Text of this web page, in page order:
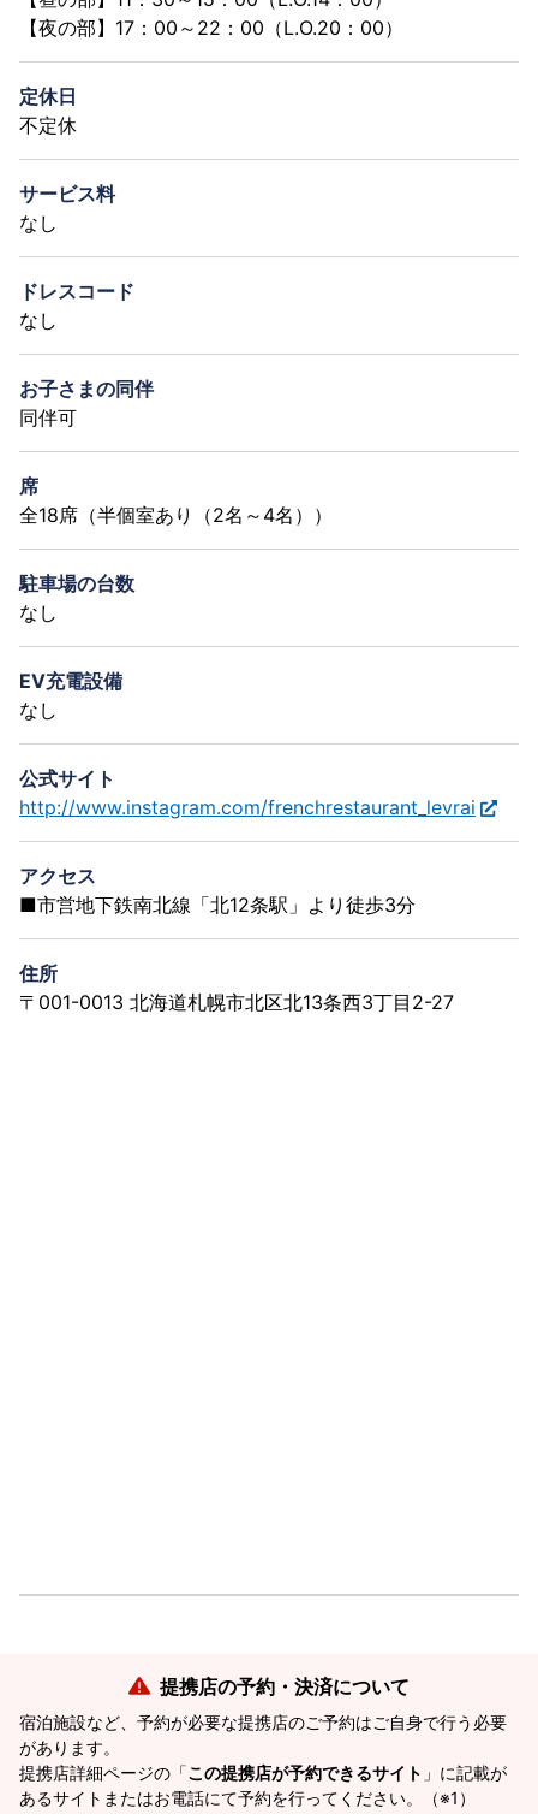
【夜の部】17：00～22：00（L.O.20：00）
定休日
不定休
サービス料
なし
ドレスコード
なし
お子さまの同伴
同伴可
席
全18席（半個室あり（2名～4名））
駐車場の台数
なし
EV充電設備
なし
公式サイト
http://www.instagram.com/frenchrestaurant_levrai
アクセス
■市営地下鉄南北線「北12条駅」より徒歩3分
住所
〒001-0013 北海道札幌市北区北13条西3丁目2-27
提携店の予約・決済について
宿泊施設など、予約が必要な提携店のご予約はご自身で行う必要
があります。
提携店詳細ページの「この提携店が予約できるサイト 」に記載が
あるサイトまたはお電話にて予約を行ってください。（※1）